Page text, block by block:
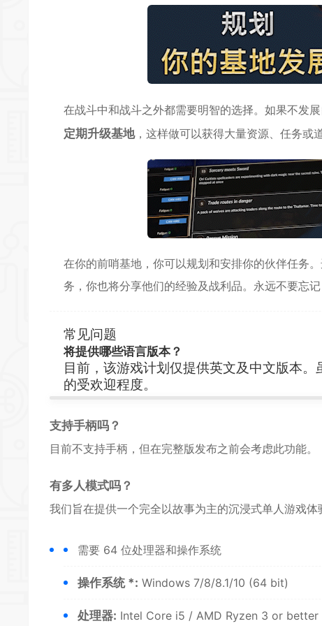
在战斗中和战斗之外都需要明智的选择。如果不发
定期升级基地，这样做可以获得大量资源、任务或
在你的前哨基地，你可以规划和安排你的伙伴任务
务，你也将分享他们的经验及战利品。永远不要忘
常见问题
将提供哪些语言版本？
目前，该游戏计划仅提供英文及中文版本
的受欢迎程度。
支持手柄吗？
目前不支持手柄，但在完整版发布之前会考虑此功能。
有多人模式吗？
我们旨在提供一个完全以故事为主的沉浸式单人 游戏体
需要 64 位处理器和操作系统
操作系统 *: Windows 7/8/8.1/10 (64 bit)
处理器: Intel Core i5 / AMD Ryzen 3 or better